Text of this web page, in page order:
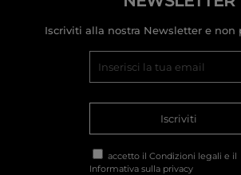
Iscriviti alla nostra Newsletter e non
Iscriviti
accetto il Condizioni legali e il
Informativa sulla privacy